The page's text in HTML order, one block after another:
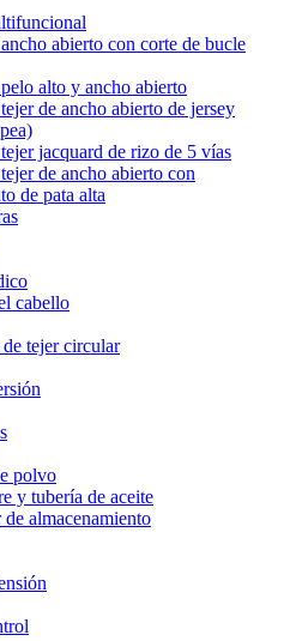
abierto con corte de bucle
alto y ancho abierto
de ancho abierto de jersey
jacquard de rizo de 5 vías
de ancho abierto con
de pata alta
cabello
tejer circular
polvo
y tubería de aceite
almacenamiento